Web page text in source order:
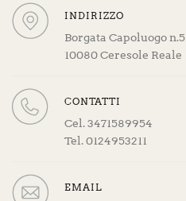
INDIRIZZO
Borgata Capoluogo n.5
10080 Ceresole Reale
CONTATTI
Cel. 3471589954
Tel. 0124953211
EMAIL